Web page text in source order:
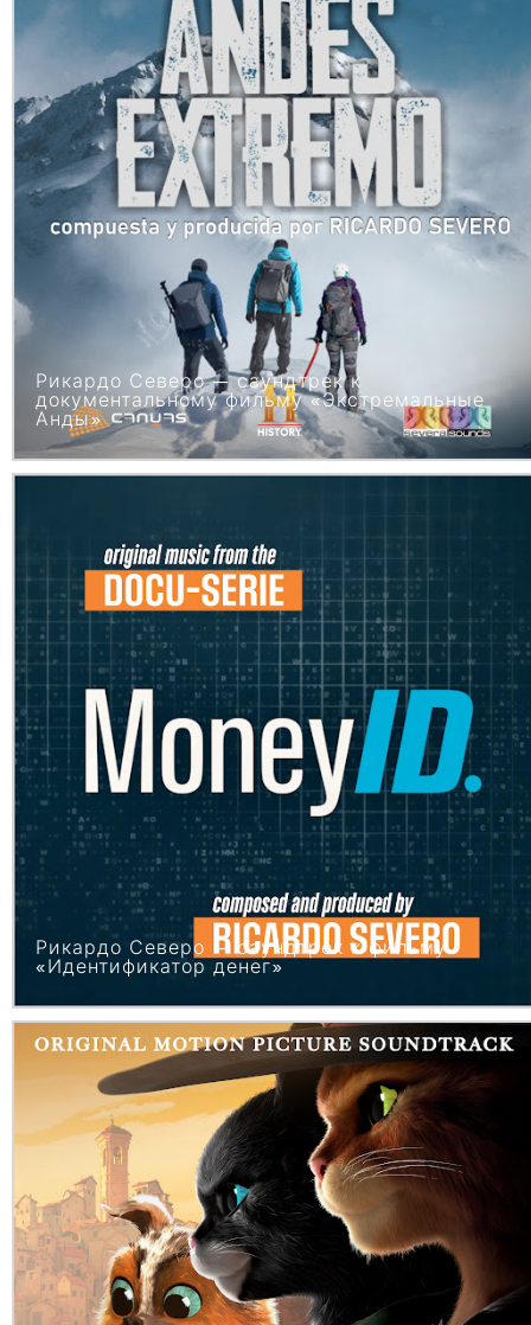
Рикардо Северо — саундтрек к
документальному фильму «Экстремальные
Анды»
Рикардо Северо — саундтрек к фильму
«Идентификатор денег»